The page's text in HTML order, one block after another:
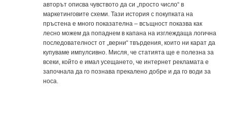
авторът описва чувството да си „просто число“ в
маркетинговите схеми. Тази история с покупката на
пръстена е много показателна – всъщност показва как
лесно можем да попаднем в капана на изглеждаща логична
последователност от „верни“ твърдения, които ни карат да
купуваме импулсивно. Мисля, че статията ще е полезна за
всеки, който е имал усещането, че интернет рекламата е
започнала да го познава прекалено добре и да го води за
носа.